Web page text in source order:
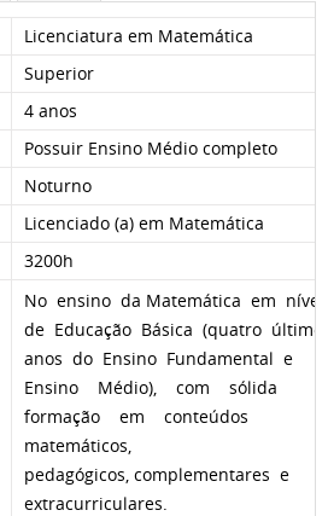
Licenciatura em Matemática
Superior
4 anos
Possuir Ensino Médio completo
Noturno
Licenciado (a) em Matemática
3200h
No ensino da Matemática em nível
de Educação Básica (quatro
anos do Ensino Fundamental e
Ensino Médio), com sólida
formação em conteúdos
matemáticos,
pedagógicos, complementares e
extracurriculares.